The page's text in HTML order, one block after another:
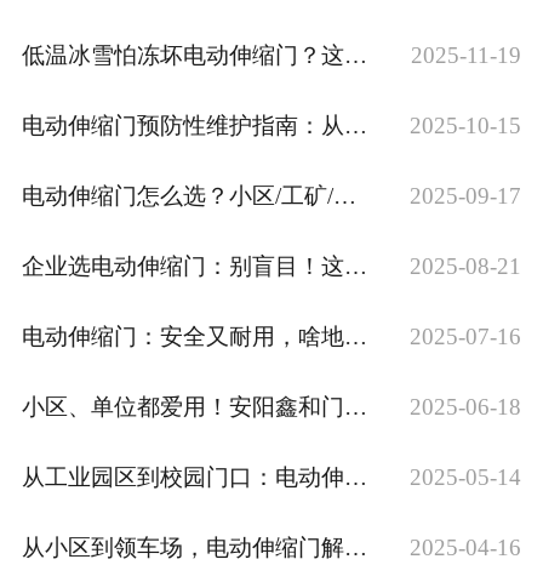
低温冰雪怕冻坏电动伸缩门？这份防护与应急攻略收好 2025-11-19
电动伸缩门预防性维护指南：从日常巡检到年度深度保养 2025-10-15
电动伸缩门怎么选？小区/工矿/学校/商场四大场景选型要点 2025-09-17
企业选电动伸缩门：别盲目！这几点要想清楚 2025-08-21
电动伸缩门：安全又耐用，啥地方都合适 2025-07-16
小区、单位都爱用！安阳鑫和门业电动伸缩门让人喜爱 2025-06-18
从工业园区到校园门口：电动伸缩门的智能便捷之道 2025-05-14
从小区到领车场，电动伸缩门解锁场地利用新姿势 2025-04-16